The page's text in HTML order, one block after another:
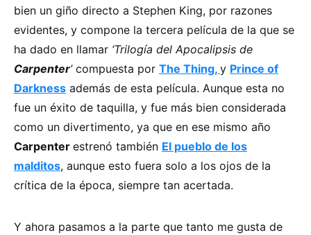
bien un giño directo a Stephen King, por razones
evidentes, y compone la tercera película de la que se
ha dado en llamar ‘Trilogía del Apocalipsis de
Carpenter’compuesta por The Thing, y Prince of
Darkness además de esta película. Aunque esta no
fue un éxito de taquilla, y fue más bien considerada
como un divertimento, ya que en ese mismo año
Carpenter estrenó también El pueblo de los
malditos, aunque esto fuera solo a los ojos de la
crítica de la época, siempre tan acertada.
Y ahora pasamos a la parte que tanto me gusta de